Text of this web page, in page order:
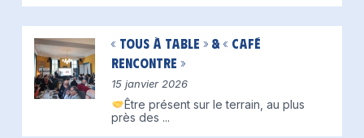
« Tous à table » & « Café
Rencontre »
15 janvier 2026
Être présent sur le terrain, au plus
près des ...